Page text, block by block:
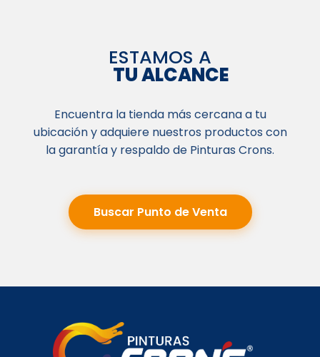
ESTAMOS A
TU ALCANCE
Encuentra la tienda más cercana a tu
ubicación y adquiere nuestros productos con
la garantía y respaldo de Pinturas Crons.
Buscar Punto de Venta